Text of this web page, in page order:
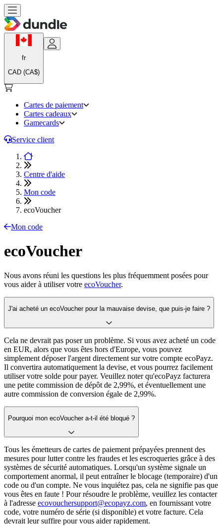
fr
CAD (CA$)
Cartes de paiement
Cartes cadeaux
Gamecards
Service client
Centre d'aide
Mon code
ecoVoucher
Mon code
ecoVoucher
Nous avons réuni les questions les plus fréquemment posées pour
vous aider à utiliser votre ecoVoucher.
J'ai acheté un ecoVoucher pour la mauvaise devise, que puis-je faire ?
Cela ne devrait pas poser un problème. Si vous avez acheté un code
en EUR, alors que vous êtes hors d'Europe, vous pouvez
simplement déposer l'argent directement sur votre compte ecoPayz.
Il convertira automatiquement la devise, et vous pourrez facilement
utiliser votre solde pour payer. Veuillez noter qu'ecoPayz facturera
une petite commission de dépôt de 2,99%, et éventuellement une
autre commission de conversion égale de 2,99%.
Pourquoi mon ecoVoucher a-t-il été bloqué ?
Tous les émetteurs de cartes de paiement prépayées prennent des
mesures pour lutter contre les fraudes et les escroqueries grâce à des
systèmes de sécurité automatiques. Lorsqu'un système signale un
comportement anormal, il peut entraîner le blocage (temporaire) d'un
code ou d'un compte. Ne vous inquiétez pas, cela ne signifie pas que
vous êtes en faute ! Pour résoudre le problème, veuillez les contacter
à l'adresse ecovouchersupport@ecopayz.com, en fournissant votre
code, votre numéro de série (si disponible) et votre facture. Cela
devrait leur suffire pour vous aider rapidement.